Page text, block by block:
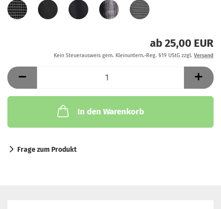
ab 25,00 EUR
Kein Steuerausweis gem. Kleinuntern.-Reg. §19 UStG zzgl. Versand
In den Warenkorb
Frage zum Produkt